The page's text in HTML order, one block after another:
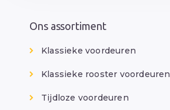
Ons assortiment
Klassieke voordeuren
Klassieke rooster voordeuren
Tijdloze voordeuren